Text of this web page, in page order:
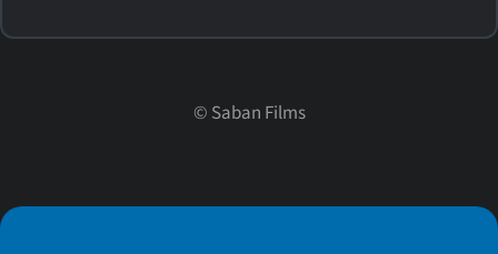
© Saban Films